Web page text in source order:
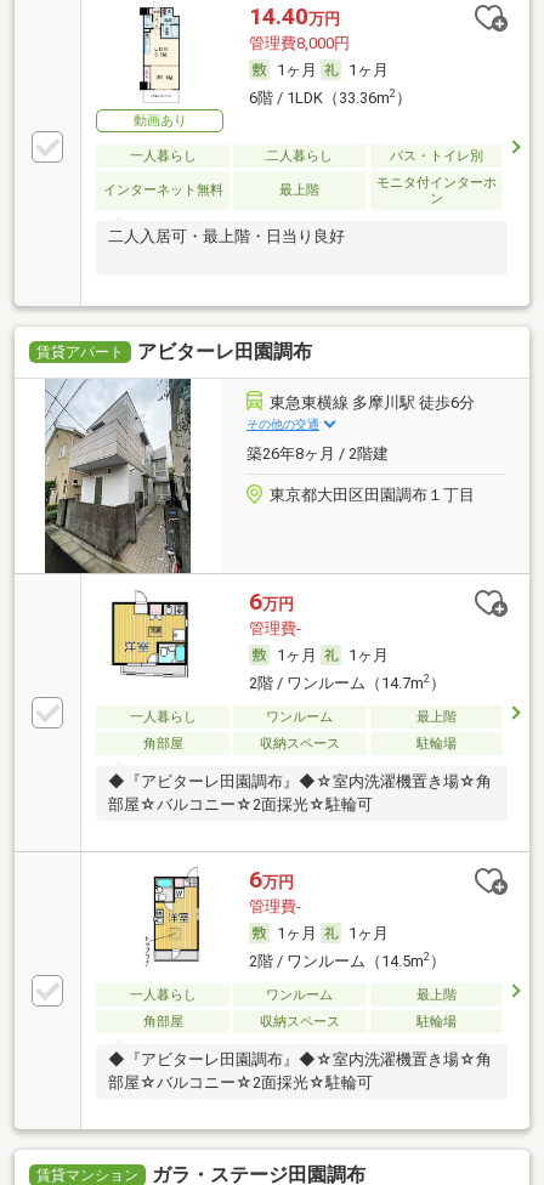
動画あり
14.40万円
管理費8,000円
1ヶ月
1ヶ月
6階 / 1LDK（33.36m2）
一人暮らし 二人暮らし バス・トイレ別
インターネット無料 最上階
モニタ付インターホ
ン
二人入居可・最上階・日当り良好
賃貸アパート アビターレ田園調布
東急東横線 多摩川駅 徒歩6分
その他の交通
築26年8ヶ月 / 2階建
東京都大田区田園調布１丁目
6万円
管理費-
1ヶ月
1ヶ月
2階 / ワンルーム（14.7m2）
一人暮らし ワンルーム
最上階
角部屋
収納スペース 駐輪場
◆『アビターレ田園調布』◆☆室内洗濯機置き場☆角
部屋☆バルコニー☆2面採光☆駐輪可
6万円
管理費-
1ヶ月
1ヶ月
2階 / ワンルーム（14.5m2）
一人暮らし ワンルーム
最上階
角部屋
収納スペース 駐輪場
◆『アビターレ田園調布』◆☆室内洗濯機置き場☆角
部屋☆バルコニー☆2面採光☆駐輪可
賃貸マンション ガラ・ステージ田園調布